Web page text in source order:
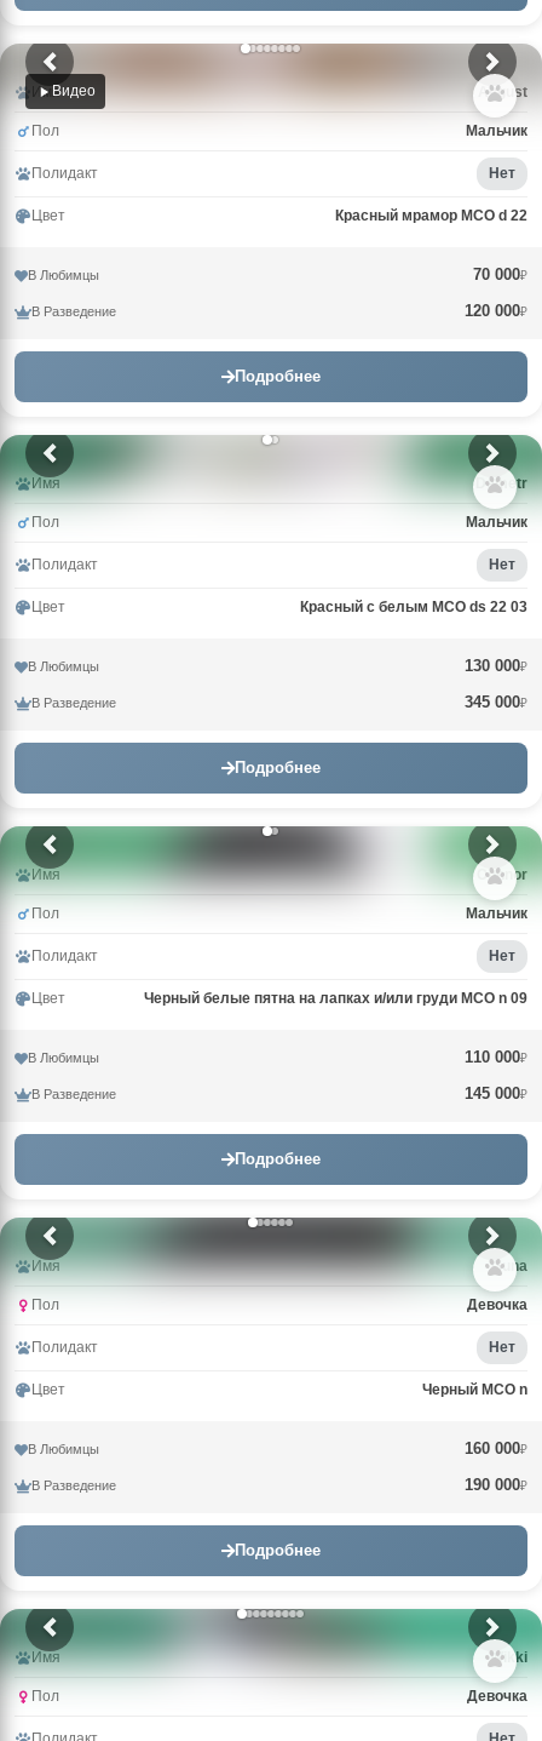
Видео
Имя Avgust
Пол Мальчик
Полидакт Нет
Цвет Красный мрамор MCO d 22
В Любимцы 70 000₽
В Разведение 120 000₽
Подробнее
Имя Demetr
Пол Мальчик
Полидакт Нет
Цвет Красный с белым MCO ds 22 03
В Любимцы 130 000₽
В Разведение 345 000₽
Подробнее
Имя Connor
Пол Мальчик
Полидакт Нет
Цвет Черный белые пятна на лапках и/или груди MCO n 09
В Любимцы 110 000₽
В Разведение 145 000₽
Подробнее
Имя Guna
Пол Девочка
Полидакт Нет
Цвет Черный MCO n
В Любимцы 160 000₽
В Разведение 190 000₽
Подробнее
Имя Wikki
Пол Девочка